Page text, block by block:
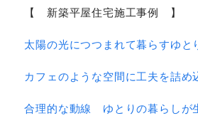
【 新築平屋住宅施工事例 】
太陽の光につつまれて暮らすゆと
カフェのような空間に工夫を詰め
合理的な動線 ゆとりの暮らしが